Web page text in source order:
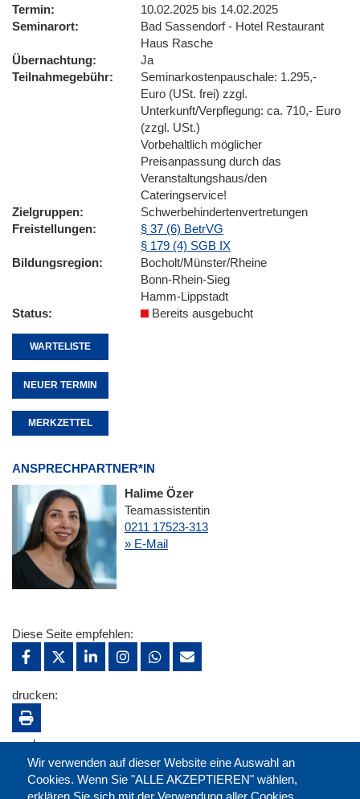
Termin
10.02.2025 bis 14.02.2025
Seminarort
Bad Sassendorf - Hotel Restaurant
Haus Rasche
Übernachtung
Ja
Teilnahmegebühr
Seminarkostenpauschale: 1.295,-
Euro (USt. frei) zzgl.
Unterkunft/Verpflegung: ca. 710,- Euro
(zzgl. USt.)
Vorbehaltlich möglicher
Preisanpassung durch das
Veranstaltungshaus/den
Cateringservice!
Zielgruppen
Schwerbehindertenvertretungen
Freistellungen
§ 37 (6) BetrVG
§ 179 (4) SGB IX
Bildungsregion
Bocholt/Münster/Rheine
Bonn-Rhein-Sieg
Hamm-Lippstadt
Status
Bereits ausgebucht
WARTELISTE
NEUER TERMIN
MERKZETTEL
ANSPRECHPARTNER*IN
Halime Özer
Teamassistentin
0211 17523-313
» E-Mail
Wir verwenden auf dieser Website eine Auswahl an
Cookies. Wenn Sie "ALLE AKZEPTIEREN" wählen,
erklären Sie sich mit der Verwendung aller Cookies
Diese Seite empfehlen:
drucken:
merken: